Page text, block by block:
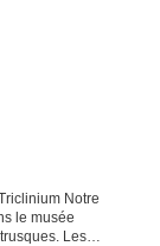
Notre
le musée
Les